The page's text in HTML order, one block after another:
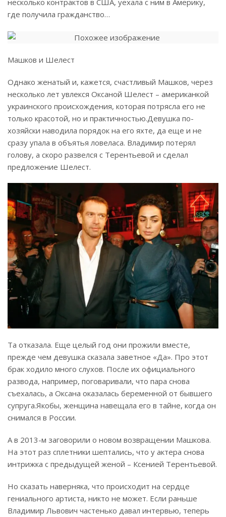
где получила гражданство…
Машков и Шелест
Однако женатый и, кажется, счастливый Машков, через
несколько лет увлекся Оксаной Шелест – американкой
украинского происхождения, которая потрясла его не
только красотой, но и практичностью.Девушка по-
хозяйски наводила порядок на его яхте, да еще и не
сразу упала в объятья ловеласа. Владимир потерял
голову, а скоро развелся с Терентьевой и сделал
предложение Шелест.
Та отказала. Еще целый год они прожили вместе,
прежде чем девушка сказала заветное «Да». Про этот
брак ходило много слухов. После их официального
развода, например, поговаривали, что пара снова
съехалась, а Оксана оказалась беременной от бывшего
супруга.Якобы, женщина навещала его в тайне, когда он
снимался в России.
А в 2013-м заговорили о новом возвращении Машкова.
На этот раз сплетники шептались, что у актера снова
интрижка с предыдущей женой – Ксенией Терентьевой.
Но сказать наверняка, что происходит на сердце
гениального артиста, никто не может. Если раньше
Владимир Львович частенько давал интервью, теперь